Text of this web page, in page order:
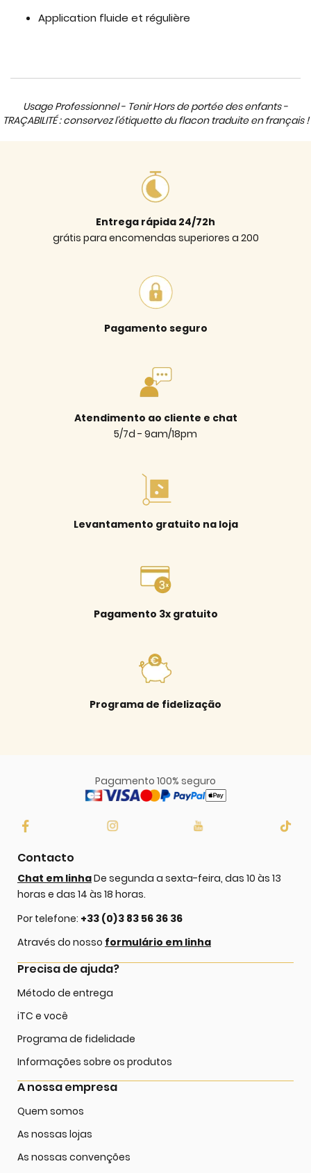
Application fluide et régulière
Usage Professionnel - Tenir Hors de portée des enfants -
TRAÇABILITÉ : conservez l'étiquette du flacon traduite en français !
Entrega rápida 24/72h
grátis para encomendas superiores a 200
Pagamento seguro
Atendimento ao cliente e chat
5/7d - 9am/18pm
Levantamento gratuito na loja
Pagamento 3x gratuito
Programa de fidelização
Pagamento 100% seguro
Contacto
Chat em linhaDe segunda a sexta-feira, das 10 às 13
horas e das 14 às 18 horas.
Por telefone: +33 (0)3 83 56 36 36
Através do nosso formulário em linha
A nossa empresa
Quem somos
As nossas lojas
As nossas convenções
Precisa de ajuda?
Método de entrega
iTC e você
Programa de fidelidade
Informações sobre os produtos